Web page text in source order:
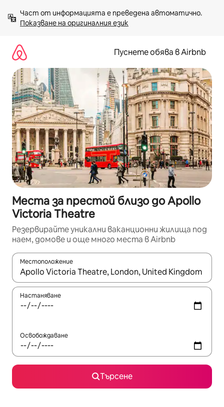
към
съдържанието
Показване на оригиналния език
Пуснете обява в Airbnb
Места за престой близо до Apollo
Victoria Theatre
Резервирайте уникални ваканционни жилища под
наем, домове и още много места в Airbnb
Местоположение
Когато резултатите се покажат, използвайте
Настаняване
Освобождаване
Търсене